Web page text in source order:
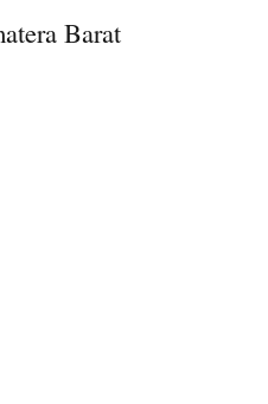
Barat